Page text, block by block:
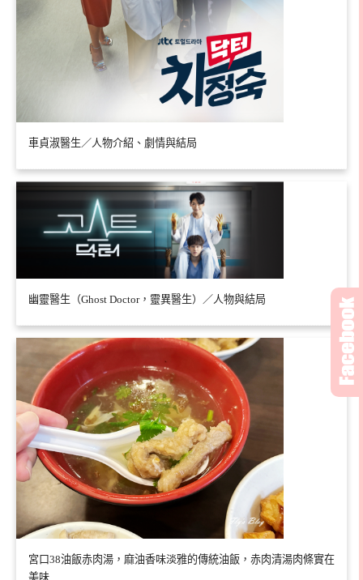
車貞淑醫生／人物介紹、劇情與結局
幽靈醫生（Ghost Doctor，靈異醫生）／人物與結局
宮口38油飯赤肉湯，麻油香味淡雅的傳統油飯，赤肉清湯肉條實在
美味